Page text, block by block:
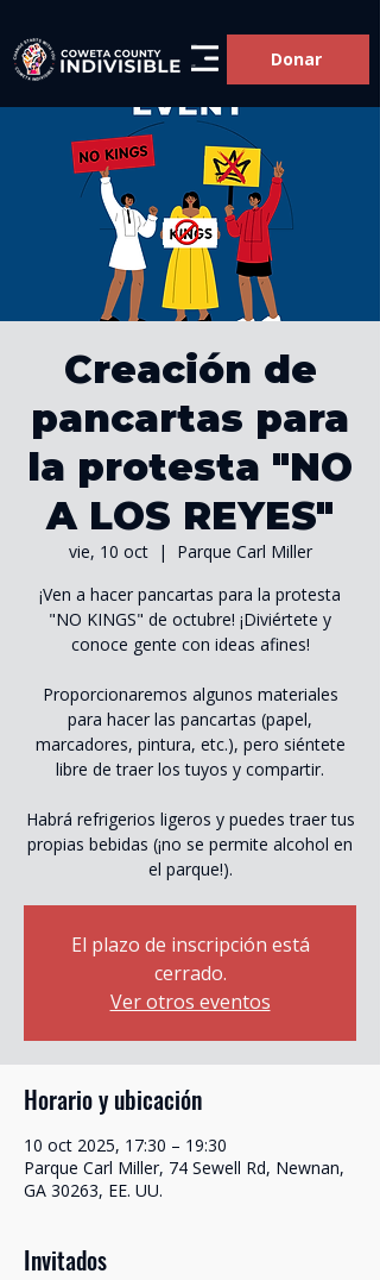
Donar
Creación de
pancartas para
la protesta "NO
A LOS REYES"
vie, 10 oct
  |
Parque Carl Miller
¡Ven a hacer pancartas para la protesta
"NO KINGS" de octubre! ¡Diviértete y
conoce gente con ideas afines!
Proporcionaremos algunos materiales
para hacer las pancartas (papel,
marcadores, pintura, etc.), pero siéntete
libre de traer los tuyos y compartir.
Habrá refrigerios ligeros y puedes traer tus
propias bebidas (¡no se permite alcohol en
el parque!).
El plazo de inscripción está
cerrado.
Ver otros eventos
Horario y ubicación
10 oct 2025, 17:30 – 19:30
Parque Carl Miller, 74 Sewell Rd, Newnan,
GA 30263, EE. UU.
Invitados